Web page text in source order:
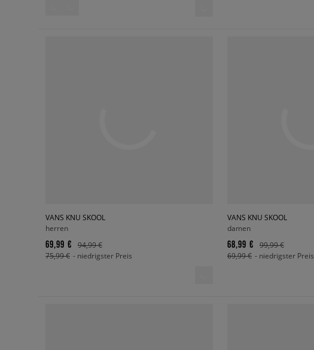
VANS KNU SKOOL
herren
69,99 €
94,99 €
75,99 € - niedrigster Preis
VANS KNU SKOOL
damen
68,99 €
99,99 €
69,99 € - niedrigster Preis